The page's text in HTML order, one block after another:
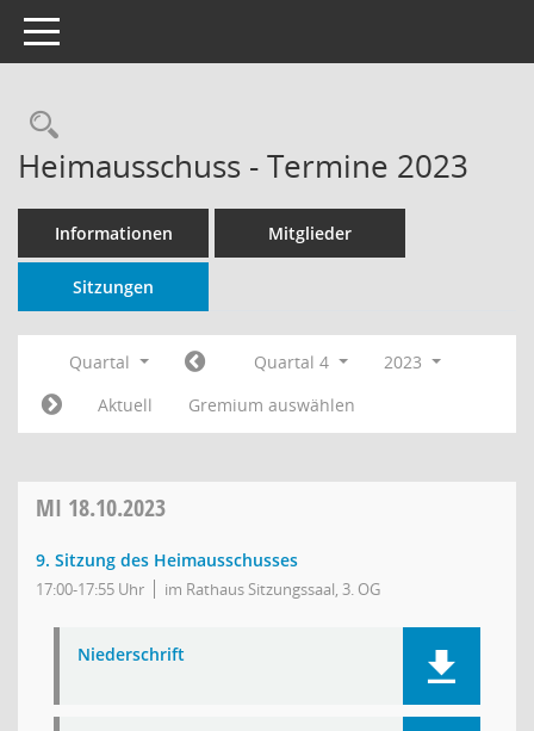
Toggle navigation
Rechercheauswahl
Heimausschuss - Termine 2023
Informationen Mitglieder
Sitzungen
Quartal Quartal 4
2023
Aktuell
Gremium auswählen
MI 18.10.2023
9. Sitzung des Heimausschusses
17:00-17:55 Uhr im Rathaus Sitzungssaal, 3. OG
Niederschrift